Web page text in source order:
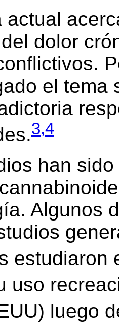
actual
dolor
el tema
3,4
han
Algunos
estudiaron
uso
luego